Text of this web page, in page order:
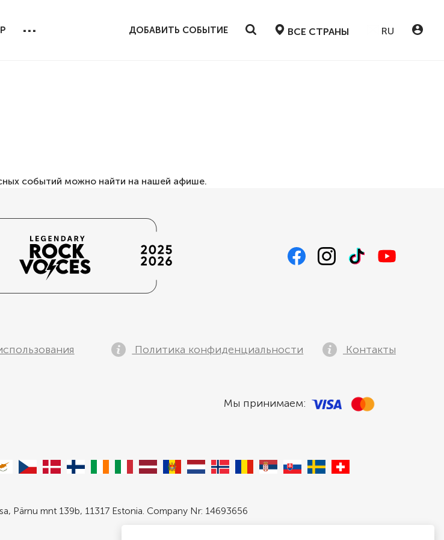
... ДОБАВИТЬ СОБЫТИЕ ВСЕ СТРАНЫ RU
событий можно найти на нашей афише.
Политика конфиденциальности Контакты
Мы принимаем:
Pärnu mnt 139b, 11317 Estonia. Company Nr: 14693656